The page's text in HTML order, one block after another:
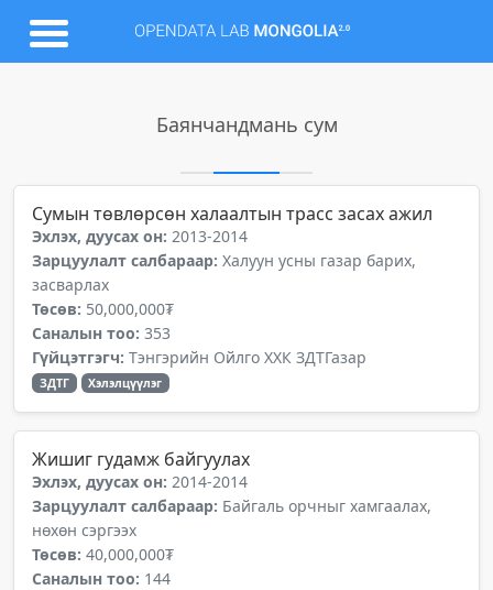
Баянчандмань сум
Сумын төвлөрсөн халаалтын трасс засах ажил
Эхлэх, дуусах он: 2013-2014
Зарцуулалт салбараар: Халуун усны газар барих,
засварлах
Төсөв: 50,000,000₮
Саналын тоо: 353
Гүйцэтгэгч: Тэнгэрийн Ойлго ХХК ЗДТГазар
ЗДТГ Хэлэлцүүлэг
Жишиг гудамж байгуулах
Эхлэх, дуусах он: 2014-2014
Зарцуулалт салбараар: Байгаль орчныг хамгаалах,
нөхөн сэргээх
Төсөв: 40,000,000₮
Саналын тоо: 144